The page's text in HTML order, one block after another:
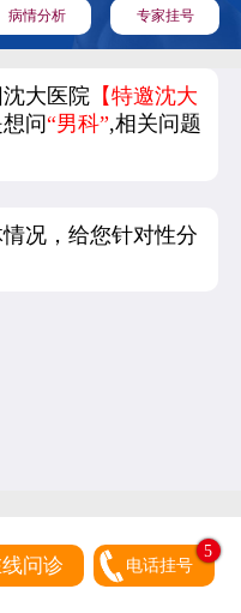
病情分析 专家挂号
大医院【特邀沈大
想问“男科”,相关问题
况，给您针对性分
问诊 电话挂号
5